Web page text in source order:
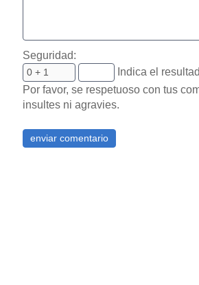
Seguridad:
Indica el
Por favor, se respetuoso con tus
insultes ni agravies.